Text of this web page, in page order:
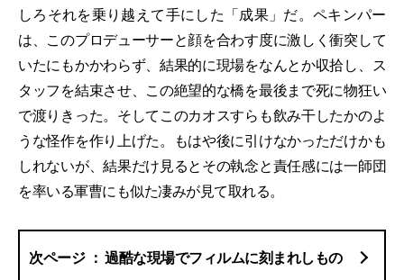
しろそれを乗り越えて手にした「成果」だ。ペキンパー
は、このプロデューサーと顔を合わす度に激しく衝突して
いたにもかかわらず、結果的に現場をなんとか収拾し、ス
タッフを結束させ、この絶望的な橋を最後まで死に物狂い
で渡りきった。そしてこのカオスすらも飲み干したかのよ
うな怪作を作り上げた。もはや後に引けなかっただけかも
しれないが、結果だけ見るとその執念と責任感には一師団
を率いる軍曹にも似た凄みが見て取れる。
過酷な現場でフィルムに刻まれしもの